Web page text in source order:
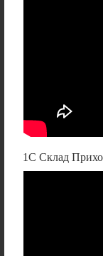
1С Склад